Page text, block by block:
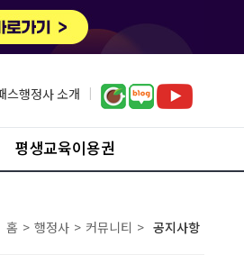
스행정사 소개 |
평생교육이용권
홈 > 행정사 > 커뮤니티 > 공지사항